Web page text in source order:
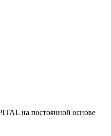
на постоянной основе